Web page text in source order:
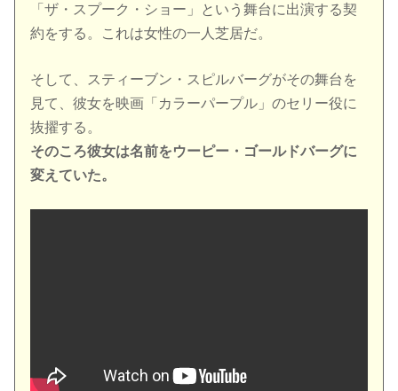
「ザ・スプーク・ショー」という舞台に出演する契
約をする。これは女性の一人芝居だ。
そして、スティーブン・スピルバーグがその舞台を
見て、彼女を映画「カラーパープル」のセリー役に
抜擢する。
そのころ彼女は名前をウーピー・ゴールドバーグに
変えていた。